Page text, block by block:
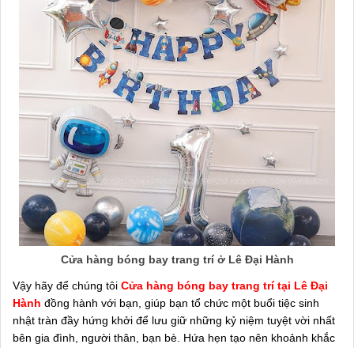
Cửa hàng bóng bay trang trí ở Lê Đại Hành
Vậy hãy để chúng tôi Cửa hàng bóng bay trang trí tại Lê Đại
Hành đồng hành với bạn, giúp bạn tổ chức một buổi tiệc sinh
nhật tràn đầy hứng khởi để lưu giữ những kỷ niệm tuyệt vời nhất
bên gia đình, người thân, bạn bè. Hứa hẹn tạo nên khoảnh khắc